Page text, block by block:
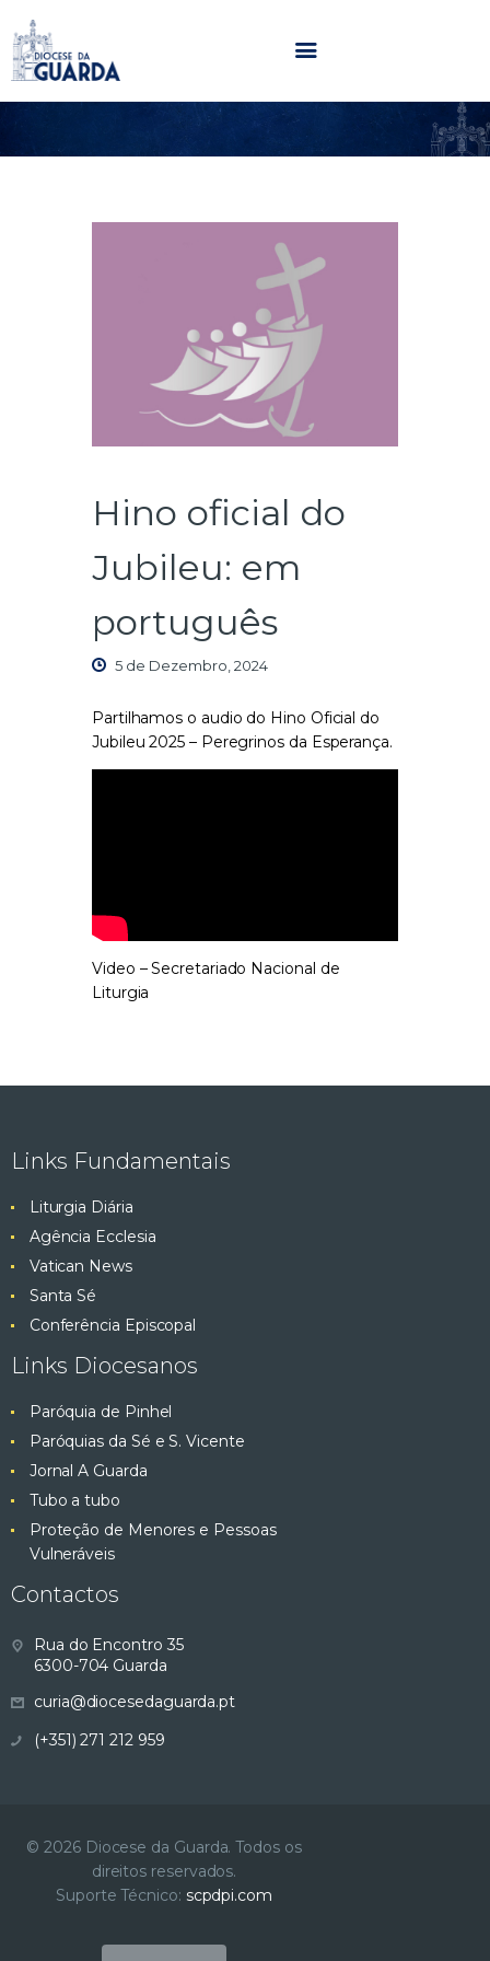
HOME
MULTIMÉDIA
SENTIR COM A IGREJA
CONTACTOS
Hino oficial do
Jubileu: em
português
5 de Dezembro, 2024
Partilhamos o audio do Hino Oficial do
Jubileu 2025 – Peregrinos da Esperança.
Video – Secretariado Nacional de
Liturgia
Links Fundamentais
Liturgia Diária
Agência Ecclesia
Vatican News
Santa Sé
Conferência Episcopal
Links Diocesanos
Paróquia de Pinhel
Paróquias da Sé e S. Vicente
Jornal A Guarda
Tubo a tubo
Proteção de Menores e Pessoas
Vulneráveis
Contactos
Rua do Encontro 35
6300-704 Guarda
curia@diocesedaguarda.pt
(+351) 271 212 959
© 2026 Diocese da Guarda. Todos os
direitos reservados.
Suporte Técnico: scpdpi.com